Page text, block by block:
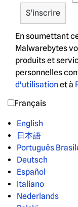
En soumettant
Malwarebytes
produits et
personnelles
d'utilisation et à
Français
English
日本語
Português
Deutsch
Español
Italiano
Nederlands